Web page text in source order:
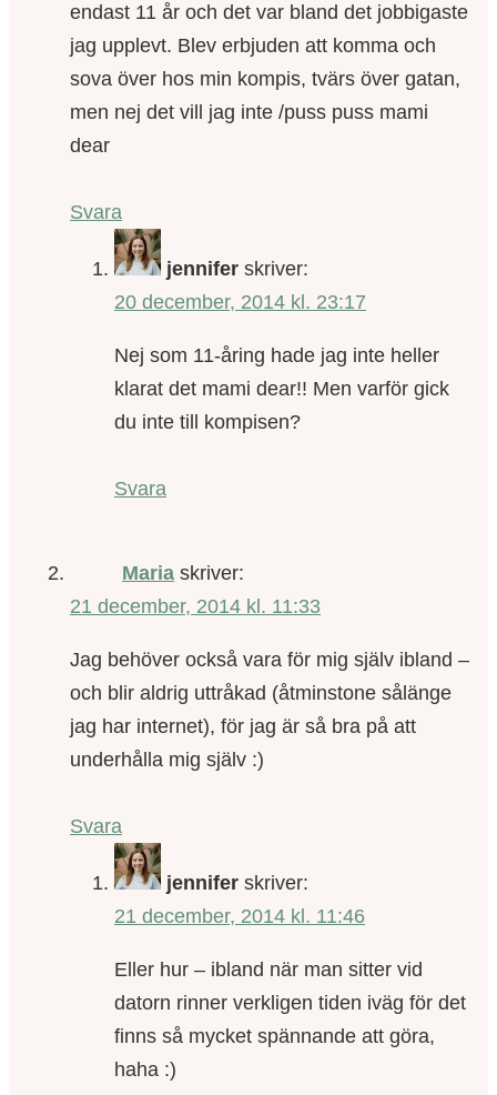
endast 11 år och det var bland det jobbigaste
jag upplevt. Blev erbjuden att komma och
sova över hos min kompis, tvärs över gatan,
men nej det vill jag inte /puss puss mami
dear
Svara
jennifer skriver:
20 december, 2014 kl. 23:17
Nej som 11-åring hade jag inte heller
klarat det mami dear!! Men varför gick
du inte till kompisen?
Svara
Maria skriver:
21 december, 2014 kl. 11:33
Jag behöver också vara för mig själv ibland –
och blir aldrig uttråkad (åtminstone sålänge
jag har internet), för jag är så bra på att
underhålla mig själv :)
Svara
jennifer skriver:
21 december, 2014 kl. 11:46
Eller hur – ibland när man sitter vid
datorn rinner verkligen tiden iväg för det
finns så mycket spännande att göra,
haha :)